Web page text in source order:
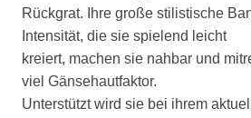
Rückgrat. Ihre große stilistische
Intensität, die sie spielend leicht
kreiert, machen sie nahbar und
viel Gänsehautfaktor.
Unterstützt wird sie bei ihrem